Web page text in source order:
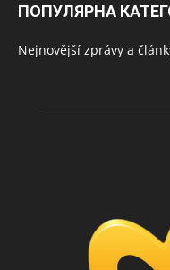
ПОПУЛЯРНА
Nejnovější zprávy a